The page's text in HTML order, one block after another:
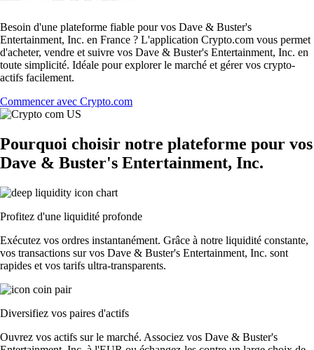
Besoin d'une plateforme fiable pour vos Dave & Buster's
Entertainment, Inc. en France ? L'application Crypto.com vous permet
d'acheter, vendre et suivre vos Dave & Buster's Entertainment, Inc. en
toute simplicité. Idéale pour explorer le marché et gérer vos crypto-
actifs facilement.
Commencer avec Crypto.com
Pourquoi choisir notre plateforme pour vos
Dave & Buster's Entertainment, Inc.
Profitez d'une liquidité profonde
Exécutez vos ordres instantanément. Grâce à notre liquidité constante,
vos transactions sur vos Dave & Buster's Entertainment, Inc. sont
rapides et vos tarifs ultra-transparents.
Diversifiez vos paires d'actifs
Ouvrez vos actifs sur le marché. Associez vos Dave & Buster's